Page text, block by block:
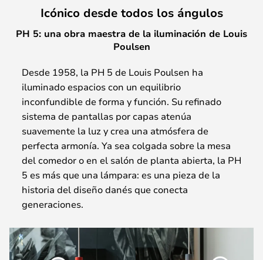
Icónico desde todos los ángulos
PH 5: una obra maestra de la iluminación de Louis
Poulsen
Desde 1958, la PH 5 de Louis Poulsen ha
iluminado espacios con un equilibrio
inconfundible de forma y función. Su refinado
sistema de pantallas por capas atenúa
suavemente la luz y crea una atmósfera de
perfecta armonía. Ya sea colgada sobre la mesa
del comedor o en el salón de planta abierta, la PH
5 es más que una lámpara: es una pieza de la
historia del diseño danés que conecta
generaciones.